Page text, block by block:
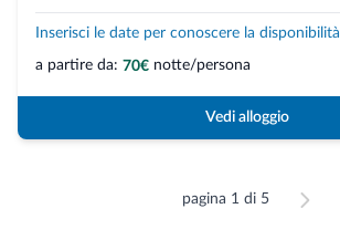
Inserisci le date per conoscere la disponibilità
a partire da: 70€ notte/persona
Vedi alloggio
pagina 1 di 5